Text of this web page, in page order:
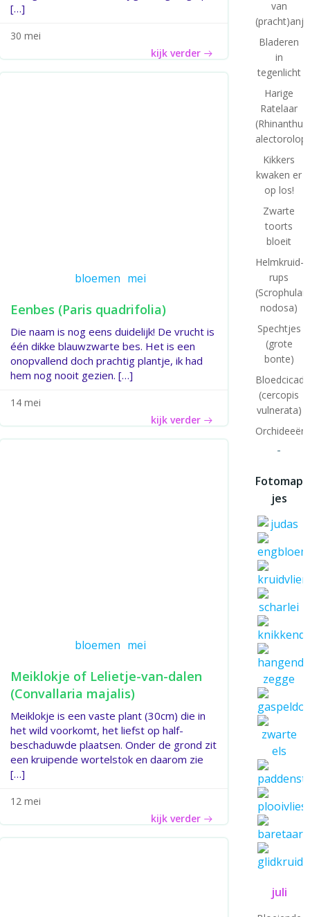
[…]
30 mei
kijk verder
bloemen mei
Eenbes (Paris quadrifolia)
Die naam is nog eens duidelijk! De vrucht is
één dikke blauwzwarte bes. Het is een
onopvallend doch prachtig plantje, ik had
hem nog nooit gezien. […]
14 mei
kijk verder
bloemen mei
Meiklokje of Lelietje-van-dalen
(Convallaria majalis)
Meiklokje is een vaste plant (30cm) die in
het wild voorkomt, het liefst op half-
beschaduwde plaatsen. Onder de grond zit
een kruipende wortelstok en daarom zie
[…]
12 mei
kijk verder
van
Bladeren
in
tegenlicht
Harige
Ratelaar
(Rhinanthus
Kikkers
kwaken er
op los!
Zwarte
toorts
bloeit
Helmkruid-
rups
nodosa)
Spechtjes
(grote
bonte)
Bloedcicade
(cercopis
vulnerata)
-
Fotomap
jes
juli